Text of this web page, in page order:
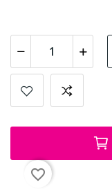
favorite_border